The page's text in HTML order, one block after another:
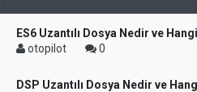
ES6 Uzantılı Dosya Nedir ve
otopilot
0
DSP Uzantılı Dosya Nedir ve